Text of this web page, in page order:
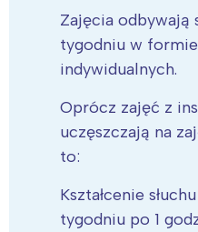
Zajęcia odbywają
tygodniu w
indywidualnych.
Oprócz zajęć z
uczęszczają na
to:
Kształcenie
tygodniu po 1